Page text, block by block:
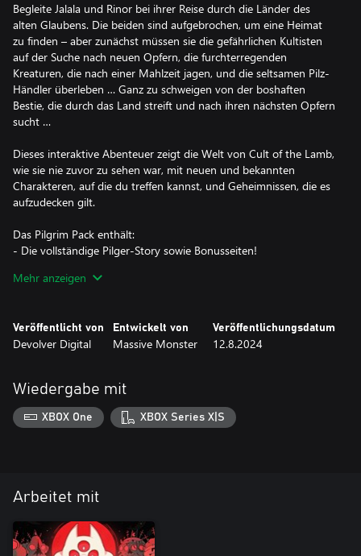
Begleite Jalala und Rinor bei ihrer Reise durch die Länder des
alten Glaubens. Die beiden sind aufgebrochen, um eine Heimat
zu finden – aber zunächst müssen sie die gefährlichen Kultisten
auf der Suche nach neuen Opfern, die furchterregenden
Kreaturen, die nach einer Mahlzeit jagen, und die seltsamen Pilz-
Händler überleben … Ganz zu schweigen von der boshaften
Bestie, die durch das Land streift und nach ihren nächsten Opfern
sucht …
Dieses interaktive Abenteuer zeigt die Welt von Cult of the Lamb,
wie sie nie zuvor zu sehen war, mit neuen und bekannten
Charakteren, auf die du treffen kannst, und Geheimnissen, die es
aufzudecken gilt.
Das Pilgrim Pack enthält:
- Die vollständige Pilger-Story sowie Bonusseiten!
- Drei neue Anhängerformen
Mehr anzeigen
Veröffentlicht von
Devolver Digital
Entwickelt von
Massive Monster
Veröffentlichungsdatum
12.8.2024
Wiedergabe mit
XBOX One XBOX Series X|S
Arbeitet mit